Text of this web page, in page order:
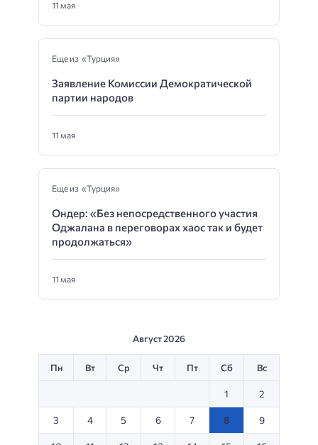
11 мая
Еще из «Турция»
Заявление Комиссии Демократической
партии народов
11 мая
Еще из «Турция»
Ондер: «Без непосредственного участия
Оджалана в переговорах хаос так и будет
продолжаться»
11 мая
Август 2026
Пн Вт Ср Чт Пт Сб Вс
1 2
3 4 5 6 7 8 9